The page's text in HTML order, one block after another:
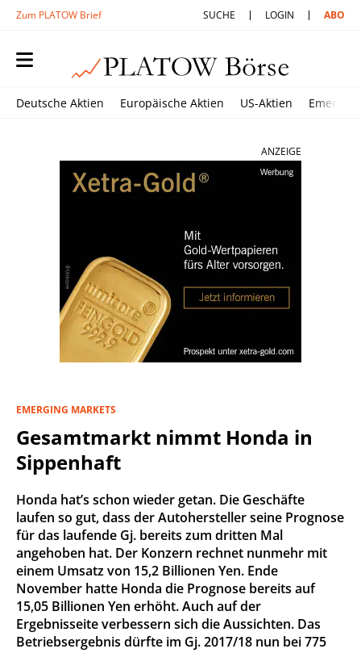
Zum PLATOW Brief SUCHE LOGIN ABO
Deutsche Aktien Europäische Aktien US-Aktien
ANZEIGE
EMERGING MARKETS
Gesamtmarkt nimmt Honda in
Sippenhaft
Honda hat’s schon wieder getan. Die Geschäfte
laufen so gut, dass der Autohersteller seine Prognose
für das laufende Gj. bereits zum dritten Mal
angehoben hat. Der Konzern rechnet nunmehr mit
einem Umsatz von 15,2 Billionen Yen. Ende
November hatte Honda die Prognose bereits auf
15,05 Billionen Yen erhöht. Auch auf der
Ergebnisseite verbessern sich die Aussichten. Das
Betriebsergebnis dürfte im Gj. 2017/18 nun bei 775